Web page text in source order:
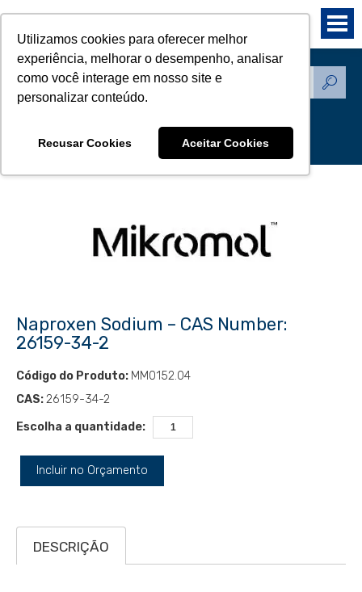
Utilizamos cookies para oferecer melhor
experiência, melhorar o desempenho, analisar
como você interage em nosso site e
personalizar conteúdo.
Recusar Cookies Aceitar Cookies
Produtos - Padrões de
Naproxen Sodium – CAS Number:
26159-34-2
Código do Produto: MM0152.04
CAS:26159-34-2
Escolha a quantidade:
Incluir no Orçamento
DESCRIÇÃO